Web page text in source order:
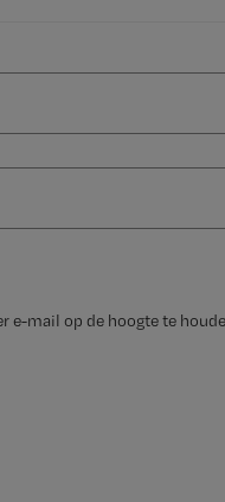
e-mail op de hoogte te